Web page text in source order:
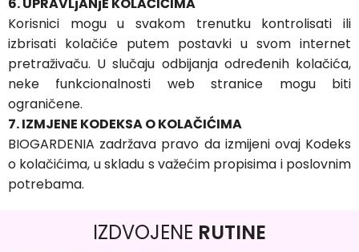
Korisnici mogu u svakom trenutku kontrolisati ili
izbrisati kolačiće putem postavki u svom internet
pretraživaču. U slučaju odbijanja određenih kolačića,
neke funkcionalnosti web stranice mogu biti
ograničene.
7. IZMJENE KODEKSA O KOLAČIĆIMA
BIOGARDENIA zadržava pravo da izmijeni ovaj Kodeks
o kolačićima, u skladu s važećim propisima i poslovnim
potrebama.
IZDVOJENE RUTINE